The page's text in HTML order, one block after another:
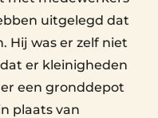
uitgelegd dat
Hij was er zelf niet
er kleinigheden
een gronddepot
plaats van